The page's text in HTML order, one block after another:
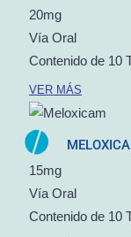
20mg
Vía Oral
Contenido de 10
VER MÁS
15mg
Vía Oral
Contenido de 10